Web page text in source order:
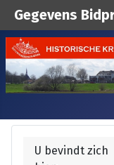
U bevindt zich
Gegevens